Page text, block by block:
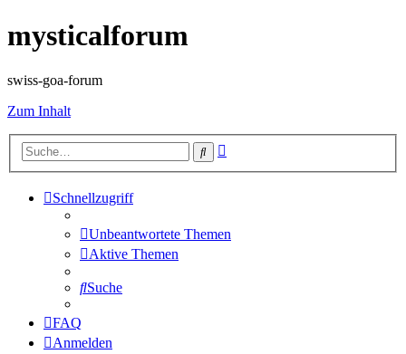
mysticalforum
swiss-goa-forum
Zum Inhalt
Suche
Schnellzugriff
Unbeantwortete Themen
Aktive Themen
Suche
FAQ
Anmelden